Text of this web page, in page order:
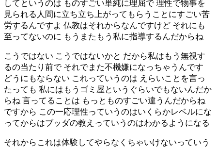
してというのは ものすごい単純に理屈で 理性で物事を
見られる人間に立ち立ち上がってもらうことにすごい苦
労するんですよ 仏教はそれからなんですけど それにも
至ってないのに もうまたもう私に指導するんだからね
こうではない こうではないかと だから私はもう無視す
るの当たり前で それでまた不機嫌になっちゃうんです
どうにもならない これっていうのは えらいことを言っ
たっても 私にはもうゴミ屋というぐらいでもないんだか
らね 言ってることは もっとものすごい違うんだからね
ですから この一応理性っていうのはいくらかレベルにな
ってからはブッダの教えっていうのはわかるようになる
それからこれは体験してやらなくちゃいけないっていう